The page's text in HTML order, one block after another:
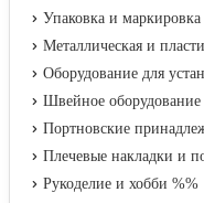
Упаковка и маркировка
Металлическая и
Оборудование для
Швейное
Портновские
Плечевые накладки и
Рукоделие и хобби %%